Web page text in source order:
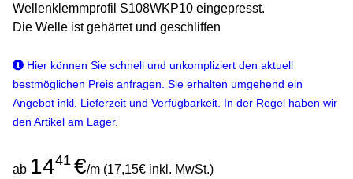
Wellenklemmprofil S108WKP10 eingepresst.
Die Welle ist gehärtet und geschliffen
Hier können Sie schnell und unkompliziert den aktuell
bestmöglichen Preis anfragen. Sie erhalten umgehend ein
Angebot inkl. Lieferzeit und Verfügbarkeit. In der Regel haben wir
den Artikel am Lager.
ab 1441 €/m (17,15€ inkl. MwSt.)